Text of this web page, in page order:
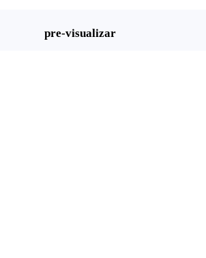
pre-visualizar